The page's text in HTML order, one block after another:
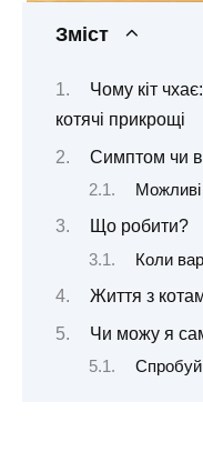
Зміст
Чому кіт
котячі прикрощі
Симптом чи
Що робити?
Коли
Життя з
Чи можу я